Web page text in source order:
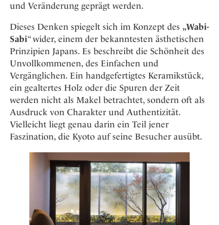
und Veränderung geprägt werden.
Dieses Denken spiegelt sich im Konzept des „Wabi-
Sabi“ wider, einem der bekanntesten ästhetischen
Prinzipien Japans. Es beschreibt die Schönheit des
Unvollkommenen, des Einfachen und
Vergänglichen. Ein handgefertigtes Keramikstück,
ein gealtertes Holz oder die Spuren der Zeit
werden nicht als Makel betrachtet, sondern oft als
Ausdruck von Charakter und Authentizität.
Vielleicht liegt genau darin ein Teil jener
Faszination, die Kyoto auf seine Besucher ausübt.